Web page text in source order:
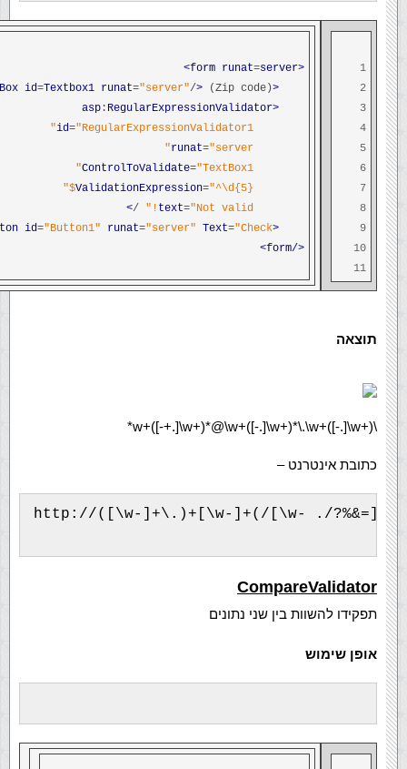
1
2
3
4
5
6
7
8
9
10
11
<form
runat=server>
<asp
id=Textbox1 runat="server"/> (Zip code)
<asp
: RegularExpressionValidator
id="RegularExpressionValidator1"
runat="server"
ControlToValidate="TextBox1"
ValidationExpression="^\d{5}$"
text="Not valid!"
/
>
<asp
id="Button1" runat="server" Text="Check"
</form>
תוצאה
\w+([-+.]\w+)*@\w+([-.]\w+)*\.\w+([-.]\w+)*
כתובת אינטרנט –
http://([\w-]+\.)+[\w-]+(/[\w- ./?%&=]*)?
CompareValidator
תפקידו להשוות בין שני נתונים
אופן שימוש